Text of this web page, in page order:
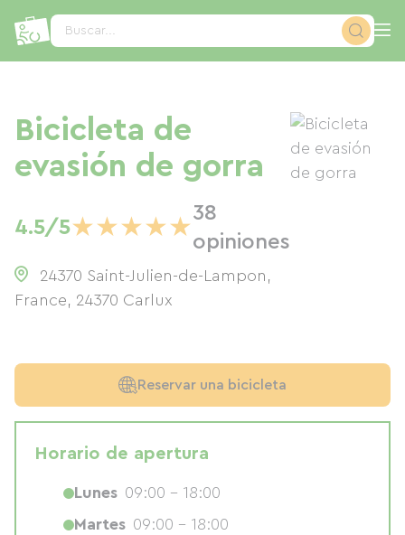
Buscar...
Bicicleta de
evasión de gorra
4.5/5★★★★★
38
opiniones
24370 Saint-Julien-de-Lampon,
France, 24370 Carlux
Reservar una bicicleta
Horario de apertura
Lunes 09:00 - 18:00
Martes 09:00 - 18:00
Panel de gestión de cookies